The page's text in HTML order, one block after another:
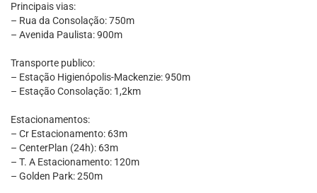
Principais vias:
– Rua da Consolação: 750m
– Avenida Paulista: 900m
Transporte publico:
– Estação Higienópolis-Mackenzie: 950m
– Estação Consolação: 1,2km
Estacionamentos:
– Cr Estacionamento: 63m
– CenterPlan (24h): 63m
– T. A Estacionamento: 120m
– Golden Park: 250m